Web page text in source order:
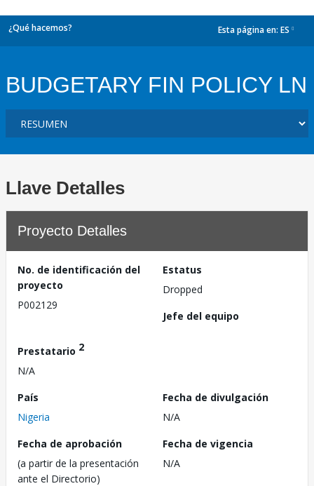
¿Qué hacemos? Esta página en: ES
BUDGETARY FIN POLICY LN
Llave Detalles
Proyecto Detalles
No. de identificación del
proyecto
P002129
Estatus
Dropped
Jefe del equipo
Prestatario 2
N/A
País
Nigeria
Fecha de divulgación
N/A
Fecha de aprobación
(a partir de la presentación
ante el Directorio)
Fecha de vigencia
N/A